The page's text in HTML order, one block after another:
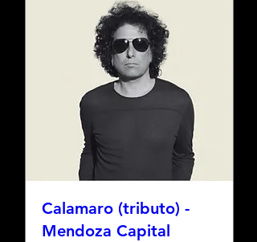
Calamaro (tributo) -
Mendoza Capital